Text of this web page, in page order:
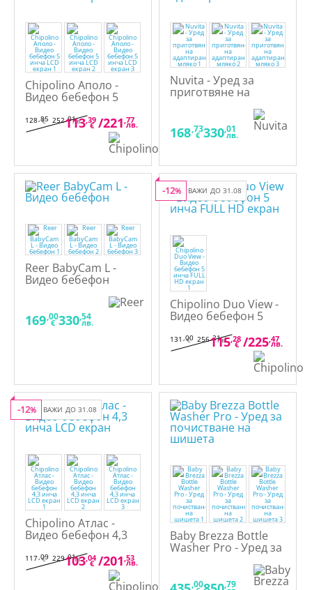
Chipolino Аполо -
Видео бебефон 5
инча LCD екран
128,85
€ 252,01лв.
113,39
€ /221,77
лв.
Nuvita - Уред за
приготвяне на
адаптирано мляко
168,73
€ 330,01
лв.
Reer BabyCam L -
Видео бебефон
169,00
€ 330,54
лв.
ВАЖИ ДО 31.08
-12%
Chipolino Duo View -
Видео бебефон 5
инча FULL HD екран
131 ,00
€ 256,21лв.
115,28
€ /225,47
лв.
ВАЖИ ДО 31.08
-12%
Chipolino Атлас -
Видео бебефон 4,3
инча LCD екран
117,09
€ 229,01лв.
103,04
€ /201,53
лв.
Baby Brezza Bottle
Washer Pro - Уред за
почистване на
,00 ,79